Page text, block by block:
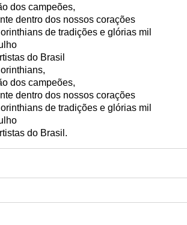
dos campeões,
dentro dos nossos corações
de tradições e glórias mil
do Brasil
dos campeões,
dentro dos nossos corações
de tradições e glórias mil
do Brasil.